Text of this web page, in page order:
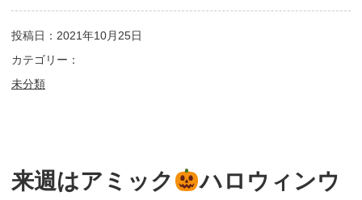
投稿日：2021年10月25日
カテゴリー：
未分類
来週はアミック
ハロウィンウ